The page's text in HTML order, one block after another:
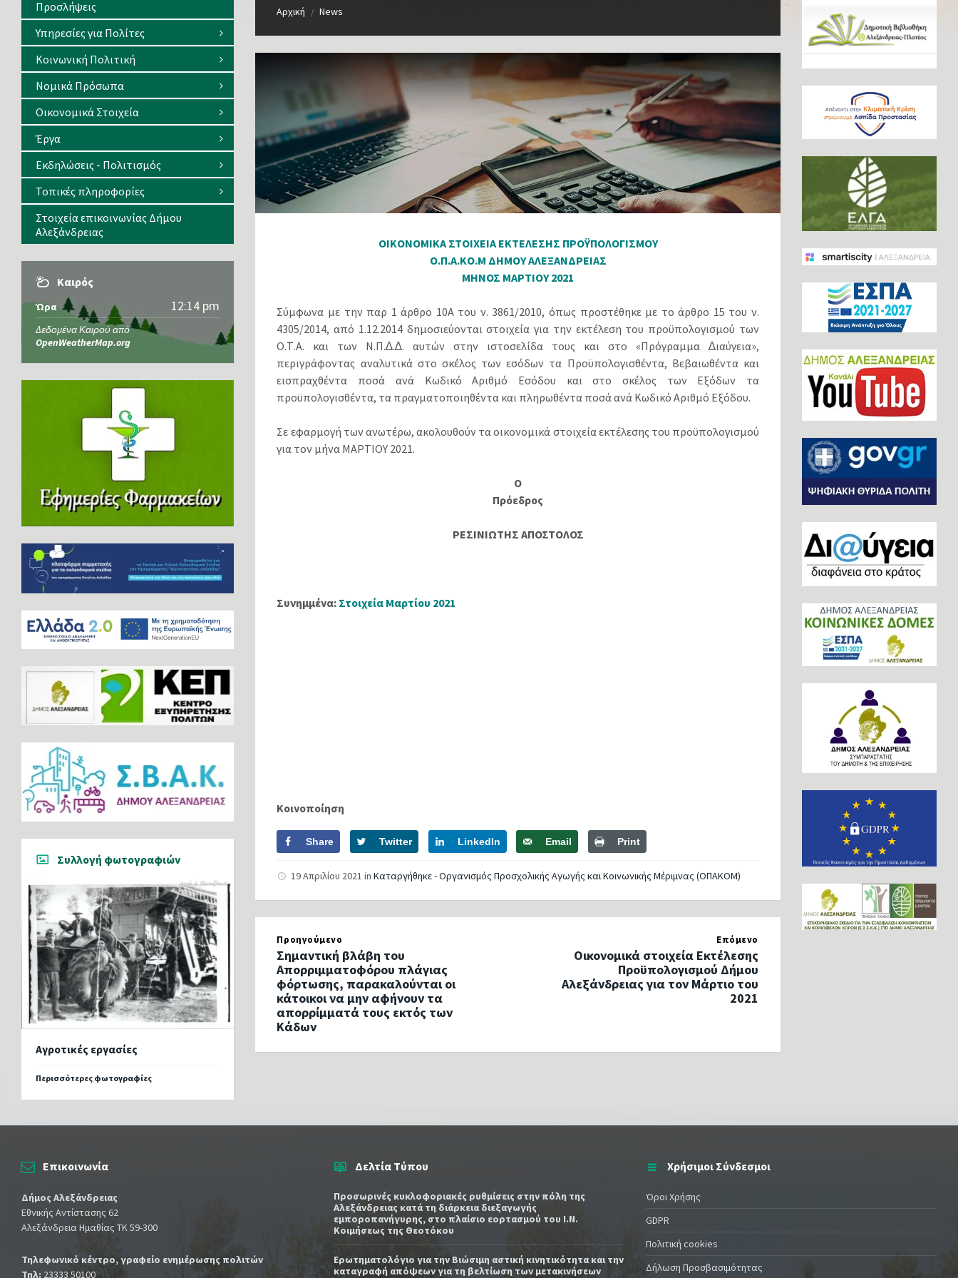
Αρχική / News
ΟΙΚΟΝΟΜΙΚΑ ΣΤΟΙΧΕΙΑ ΕΚΤΕΛΕΣΗΣ ΠΡΟΫΠΟΛΟΓΙΣΜΟΥ
Ο.Π.Α.ΚΟ.Μ ΔΗΜΟΥ ΑΛΕΞΑΝΔΡΕΙΑΣ
ΜΗΝΟΣ ΜΑΡΤΙΟΥ 2021
Σύμφωνα με την παρ 1 άρθρο 10Α του ν. 3861/2010, όπως προστέθηκε με το άρθρο 15 του ν.
4305/2014, από 1.12.2014 δημοσιεύονται στοιχεία για την εκτέλεση του προϋπολογισμού των
Ο.Τ.Α. και των Ν.Π.∆.∆. αυτών στην ιστοσελίδα τους και στο «Πρόγραμμα ∆ιαύγεια»,
περιγράφοντας αναλυτικά στο σκέλος των εσόδων τα Προϋπολογισθέντα, Βεβαιωθέντα και
εισπραχθέντα ποσά ανά Κωδικό Αριθμό Εσόδου και στο σκέλος των Εξόδων τα
προϋπολογισθέντα, τα πραγματοποιηθέντα και πληρωθέντα ποσά ανά Κωδικό Αριθμό Εξόδου.
Σε εφαρμογή των ανωτέρω, ακολουθούν τα οικονομικά στοιχεία εκτέλεσης του προϋπολογισμού
για τον μήνα ΜΑΡΤΙΟΥ 2021.
Ο
Πρόεδρος
ΡΕΣΙΝΙΩΤΗΣ ΑΠΟΣΤΟΛΟΣ
Συνημμένα: Στοιχεία Μαρτίου 2021
Κοινοποίηση
Share Twitter LinkedIn Email Print
19 Απριλίου 2021inΚαταργήθηκε - Οργανισμός Προσχολικής Αγωγής και Κοινωνικής Μέριμνας (ΟΠΑΚΟΜ)
Προηγούμενο
Σημαντική βλάβη του
Απορριμματοφόρου πλάγιας
φόρτωσης, παρακαλούνται οι
κάτοικοι να μην αφήνουν τα
απορρίμματά τους εκτός των
Κάδων
Επόμενο
Οικονομικά στοιχεία Εκτέλεσης
Προϋπολογισμού Δήμου
Αλεξάνδρειας για τον Μάρτιο του
2021
Προσλήψεις
Υπηρεσίες για Πολίτες
Κοινωνική Πολιτική
Νομικά Πρόσωπα
Οικονομικά Στοιχεία
Έργα
Εκδηλώσεις - Πολιτισμός
Τοπικές πληροφορίες
Στοιχεία επικοινωνίας Δήμου
Αλεξάνδρειας
Καιρός
Ώρα 12:14 pm
Δεδομένα Καιρού από
OpenWeatherMap.org
Συλλογή φωτογραφιών
Αγροτικές εργασίες
Περισσότερες φωτογραφίες
Επικοινωνία
Δήμος Αλεξάνδρειας
Εθνικής Αντίστασης 62
Αλεξάνδρεια Ημαθίας ΤΚ 59-300
Τηλεφωνικό κέντρο, γραφείο ενημέρωσης πολιτών
Τηλ: 23333 50100
Δελτία Τύπου
Προσωρινές κυκλοφοριακές ρυθμίσεις στην πόλη της
Αλεξάνδρειας κατά τη διάρκεια διεξαγωγής
εμποροπανήγυρης, στο πλαίσιο εορτασμού του Ι.Ν.
Κοιμήσεως της Θεοτόκου
Ερωτηματολόγιο για την Βιώσιμη αστική κινητικότητα και την
καταγραφή απόψεων για τη βελτίωση των μετακινήσεων
Χρήσιμοι Σύνδεσμοι
Όροι Χρήσης
GDPR
Πολιτική cookies
Δήλωση Προσβασιμότητας